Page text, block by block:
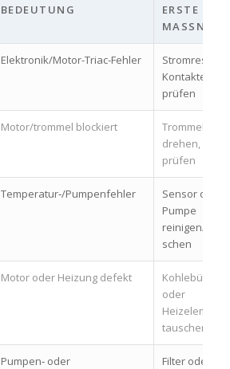
BEDEUTUNG
ERSTE
Elektronik/Motor-Triac-Fehler
Stromreset,
Kontakte
prüfen
Motor/trommel blockiert
Trommel
drehen,
prüfen
Temperatur‑/Pumpenfehler
Sensor oder
Pumpe
reinigen/tau­
schen
Motor oder Heizung defekt
Kohlebürsten
oder
Heizelement
tauschen
Pumpen‑ oder
Filter oder